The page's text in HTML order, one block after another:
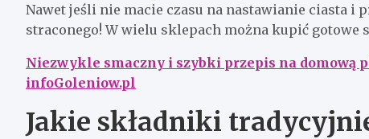
Nawet jeśli nie macie czasu na nastawianie ciasta i
straconego! W wielu sklepach można kupić gotowe
Niezwykle smaczny i szybki przepis na domową
infoGoleniow.pl
Jakie składniki